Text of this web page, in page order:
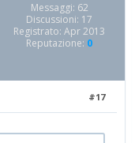
Messaggi: 62
Discussioni: 17
Registrato: Apr 2013
Reputazione: 0
#17